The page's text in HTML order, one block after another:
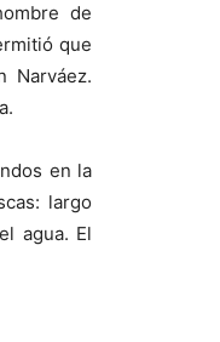
de
que
Narváez.
en la
largo
agua. El